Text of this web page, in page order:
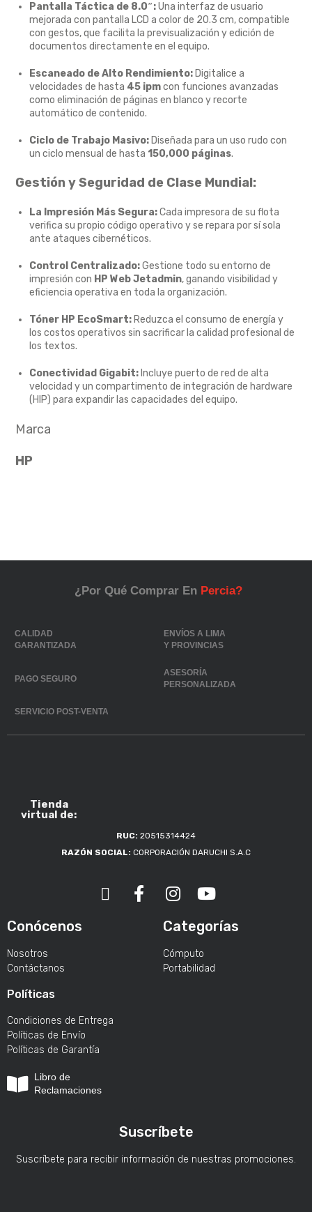
Pantalla Táctica de 8.0″:Una interfaz de usuario
mejorada con pantalla LCD a color de 20.3 cm,compatible
con gestos,que facilita la previsualización y edición de
documentos directamente en el equipo.
Escaneado de Alto Rendimiento: Digitalice a
velocidades de hasta 45 ipmcon funciones avanzadas
como eliminación de páginas en blanco y recorte
automático de contenido.
Ciclo de Trabajo Masivo: Diseñada para un uso rudo con
un ciclo mensual de hasta 150,000 páginas.
Gestión y Seguridad de Clase Mundial:
La Impresión Más Segura:Cada impresora de su flota
verifica su propio código operativo y se repara por sí sola
ante ataques cibernéticos.
Control Centralizado:Gestione todo su entorno de
impresión con HP Web Jetadmin,ganando visibilidad y
eficiencia operativa en toda la organización.
Tóner HP EcoSmart: Reduzca el consumo de energía y
los costos operativos sin sacrificar la calidad profesional de
los textos.
Conectividad Gigabit: Incluye puerto de red de alta
velocidad y un compartimento de integración de hardware
(HIP) para expandir las capacidades del equipo.
Marca
HP
¿Por Qué Comprar En Percia?
CALIDAD
GARANTIZADA
ENVÍOS A LIMA
Y PROVINCIAS
PAGO SEGURO
ASESORÍA
PERSONALIZADA
SERVICIO POST-VENTA
Tienda
virtual de:
RUC: 20515314424
RAZÓN SOCIAL: CORPORACIÓN DARUCHI S.A.C
Conócenos
Nosotros
Contáctanos
Políticas
Condiciones de Entrega
Políticas de Envío
Políticas de Garantía
Libro de
Reclamaciones
Categorías
Cómputo
Portabilidad
Suscríbete
Suscríbete para recibir información de nuestras promociones.